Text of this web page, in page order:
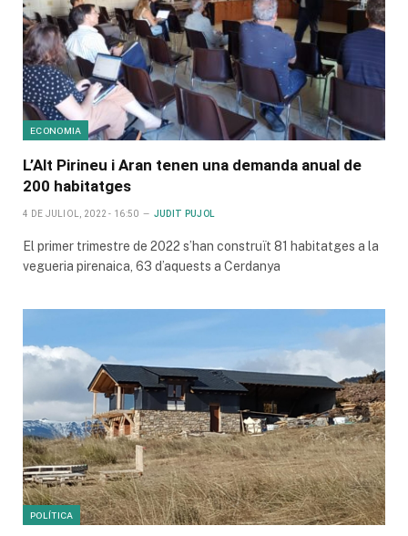
ECONOMIA
L’Alt Pirineu i Aran tenen una demanda anual de
200 habitatges
4 DE JULIOL, 2022 - 16:50 JUDIT PUJOL
El primer trimestre de 2022 s’han construït 81 habitatges a la
vegueria pirenaica, 63 d’aquests a Cerdanya
POLÍTICA